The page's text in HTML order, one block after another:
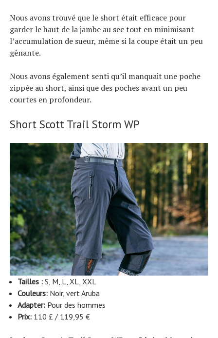
Nous avons trouvé que le short était efficace pour
garder le haut de la jambe au sec tout en minimisant
l’accumulation de sueur, même si la coupe était un peu
gênante.
Nous avons également senti qu’il manquait une poche
zippée au short, ainsi que des poches avant un peu
courtes en profondeur.
Short Scott Trail Storm WP
Tailles : S, M, L, XL, XXL
Couleurs: Noir, vert Aruba
Adapter: Pour des hommes
Prix: 110 £ / 119,95 €